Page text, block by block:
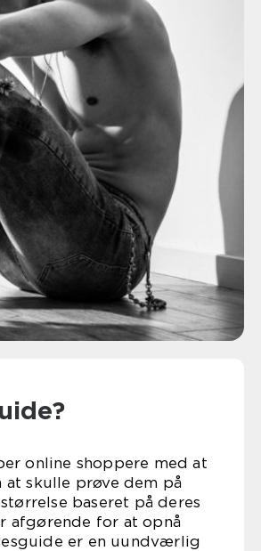
online shoppere med at
skulle prøve dem på
baseret på deres
afgørende for at opnå
er en uundværlig